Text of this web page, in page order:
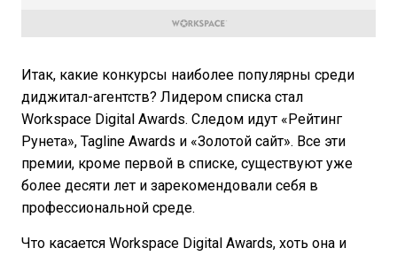
Итак, какие конкурсы наиболее популярны среди
диджитал-агентств? Лидером списка стал
Workspace Digital Awards. Следом идут «Рейтинг
Рунета», Tagline Awards и «Золотой сайт». Все эти
премии, кроме первой в списке, существуют уже
более десяти лет и зарекомендовали себя в
профессиональной среде.
Что касается Workspace Digital Awards, хоть она и